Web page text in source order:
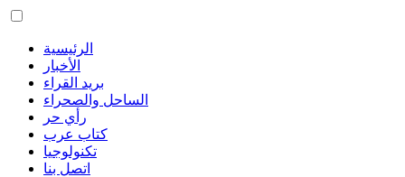
الرئيسية
الأخبار
بريد القراء
الساحل والصحراء
رأي حر
كتاب عرب
تكنولوجيا
اتصل بنا